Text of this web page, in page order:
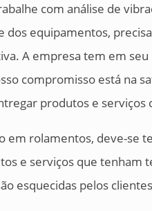
com análise de
equipamentos,
A empresa tem em
compromisso está na
produtos e serviços
em rolamentos, deve-se
e serviços que tenham
esquecidas pelos